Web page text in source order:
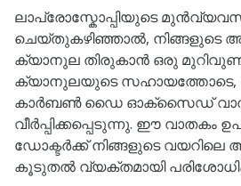
ലാപ്രോസ്കോപ്പിയുടെ
ചെയ്തുകഴിഞ്ഞാൽ, നിങ്ങളുടെ
ക്യാനുല തിരുകാൻ ഒരു
ക്യാനുലയുടെ സഹായത്തോടെ,
കാർബൺ ഡൈ ഓക്സൈഡ്
വീർപ്പിക്കപ്പെടുന്നു. ഈ വാതകം
ഡോക്ടർക്ക് നിങ്ങളുടെ
കൂടുതൽ വ്യക്തമായി